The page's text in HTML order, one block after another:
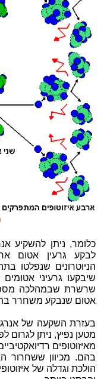
כלומר, ניתן להשקיע
לבקע גרעין אטום
הניוטרונים שנפלטו
שיבקעו גרעיני
שרשרת שבמהלכה
אטום שנבקע משחרר
בעזרת השקעה של
מטען נפיץ, ניתן
מאיזוטופים
בהם. מכיוון ששחרור
הולכת וגדלה של